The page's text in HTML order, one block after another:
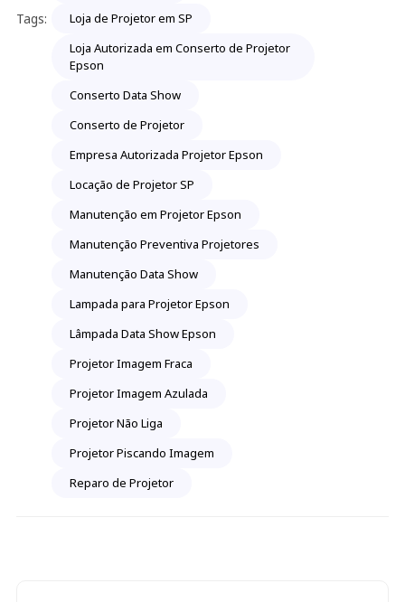
Tags:
Loja de Projetor em SP
Loja Autorizada em Conserto de Projetor
Epson
Conserto Data Show
Conserto de Projetor
Empresa Autorizada Projetor Epson
Locação de Projetor SP
Manutenção em Projetor Epson
Manutenção Preventiva Projetores
Manutenção Data Show
Lampada para Projetor Epson
Lâmpada Data Show Epson
Projetor Imagem Fraca
Projetor Imagem Azulada
Projetor Não Liga
Projetor Piscando Imagem
Reparo de Projetor